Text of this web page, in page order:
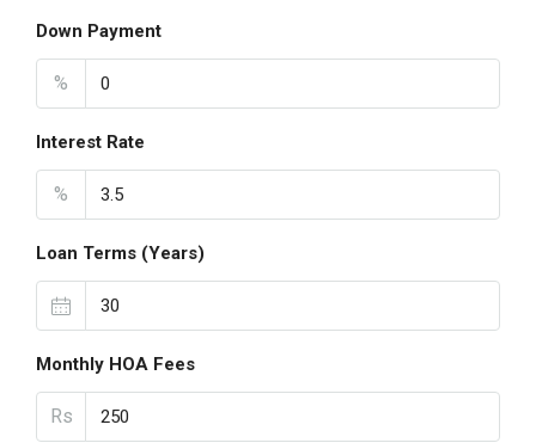
Down Payment
%
Interest Rate
%
Loan Terms (Years)
Monthly HOA Fees
Rs